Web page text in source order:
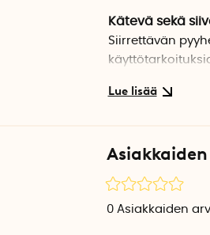
Kätevä sekä
Siirrettävän
pallot, sekä
nopeasti
kun työnnät sen
voimakkaasti,
0 Asiakkaiden